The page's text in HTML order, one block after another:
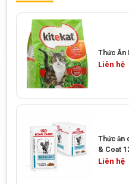
Thức Ăn
Liên hệ
Thức ăn
& Coat
Liên hệ